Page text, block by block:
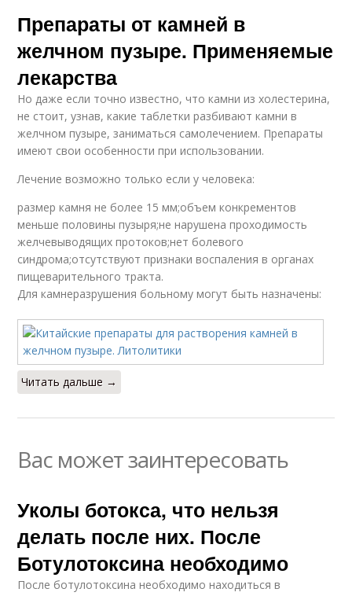
Препараты от камней в
желчном пузыре. Применяемые
лекарства
Но даже если точно известно, что камни из холестерина,
не стоит, узнав, какие таблетки разбивают камни в
желчном пузыре, заниматься самолечением. Препараты
имеют свои особенности при использовании.
Лечение возможно только если у человека:
размер камня не более 15 мм;объем конкрементов
меньше половины пузыря;не нарушена проходимость
желчевыводящих протоков;нет болевого
синдрома;отсутствуют признаки воспаления в органах
пищеварительного тракта.
Для камнеразрушения больному могут быть назначены:
Читать дальше →
Вас может заинтересовать
Уколы ботокса, что нельзя
делать после них. После
Ботулотоксина необходимо
После ботулотоксина необходимо находиться в